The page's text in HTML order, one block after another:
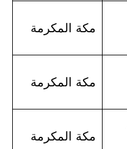
مكة المكرمة
مكة المكرمة
مكة المكرمة